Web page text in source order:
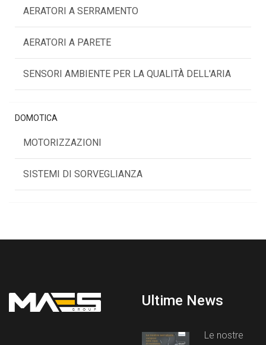
AERATORI A SERRAMENTO
AERATORI A PARETE
SENSORI AMBIENTE PER LA QUALITÀ DELL'ARIA
DOMOTICA
MOTORIZZAZIONI
SISTEMI DI SORVEGLIANZA
Ultime News
Le nostre